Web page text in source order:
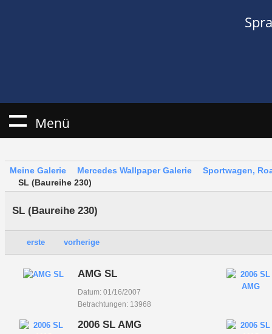
Menü
Meine Galerie Mercedes Wallpaper Galerie
Sportwagen,
SL (Baureihe 230)
SL (Baureihe 230)
erste vorherige
AMG SL
Datum: 01/16/2007
Betrachtungen: 13968
2006 SL AMG